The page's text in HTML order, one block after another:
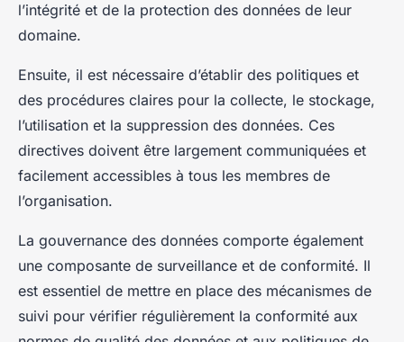
l’intégrité et de la protection des données de leur
domaine.
Ensuite, il est nécessaire d’établir des politiques et
des procédures claires pour la collecte, le stockage,
l’utilisation et la suppression des données. Ces
directives doivent être largement communiquées et
facilement accessibles à tous les membres de
l’organisation.
La gouvernance des données comporte également
une composante de surveillance et de conformité. Il
est essentiel de mettre en place des mécanismes de
suivi pour vérifier régulièrement la conformité aux